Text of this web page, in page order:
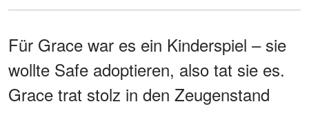
Für Grace war es ein Kinderspiel – sie
wollte Safe adoptieren, also tat sie es.
Grace trat stolz in den Zeugenstand